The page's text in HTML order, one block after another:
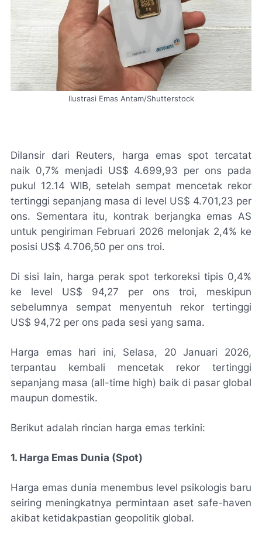
Ilustrasi Emas Antam/Shutterstock
Dilansir dari Reuters, harga emas spot tercatat
naik 0,7% menjadi US$ 4.699,93 per ons pada
pukul 12.14 WIB, setelah sempat mencetak rekor
tertinggi sepanjang masa di level US$ 4.701,23 per
ons. Sementara itu, kontrak berjangka emas AS
untuk pengiriman Februari 2026 melonjak 2,4% ke
posisi US$ 4.706,50 per ons troi.
Di sisi lain, harga perak spot terkoreksi tipis 0,4%
ke level US$ 94,27 per ons troi, meskipun
sebelumnya sempat menyentuh rekor tertinggi
US$ 94,72 per ons pada sesi yang sama.
Harga emas hari ini, Selasa, 20 Januari 2026,
terpantau kembali mencetak rekor tertinggi
sepanjang masa (all-time high) baik di pasar global
maupun domestik.
Berikut adalah rincian harga emas terkini:
1. Harga Emas Dunia (Spot)
Harga emas dunia menembus level psikologis baru
seiring meningkatnya permintaan aset safe-haven
akibat ketidakpastian geopolitik global.